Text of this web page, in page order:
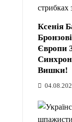
Ксенія
Європи
Вишки!